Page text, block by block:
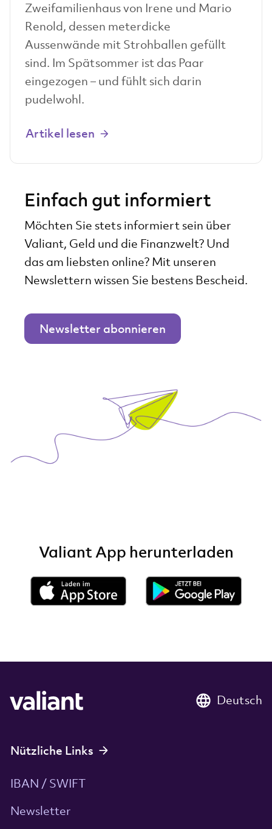
Zweifamilienhaus von Irene und Mario
Renold, dessen meterdicke
Aussenwände mit Strohballen gefüllt
sind. Im Spätsommer ist das Paar
eingezogen – und fühlt sich darin
pudelwohl.
Artikel lesen
Einfach gut informiert
Möchten Sie stets informiert sein über
Valiant, Geld und die Finanzwelt? Und
das am liebsten online? Mit unseren
Newslettern wissen Sie bestens Bescheid.
Newsletter abonnieren
Valiant App herunterladen
Deutsch
Nützliche Links
IBAN / SWIFT
Newsletter